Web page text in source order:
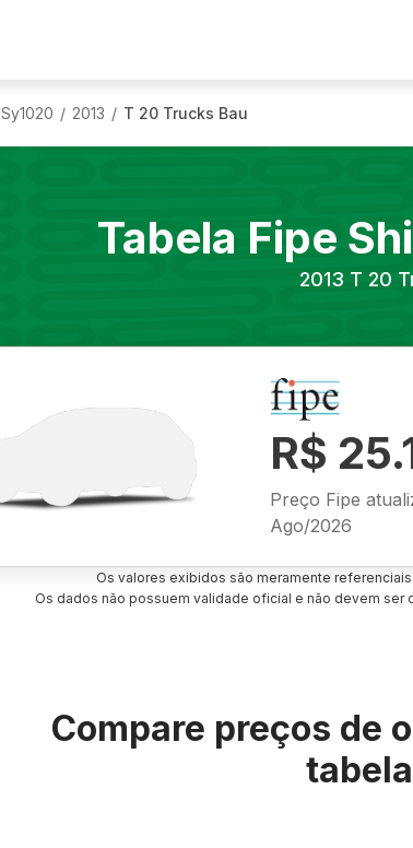
Sy1020 / 2013 / T 20 Trucks Bau
Tabela Fipe
2013 T 20
R$
Preço Fipe
Ago/2026
Os valores exibidos são meramente
Os dados não possuem validade oficial e não devem
Compare preços de